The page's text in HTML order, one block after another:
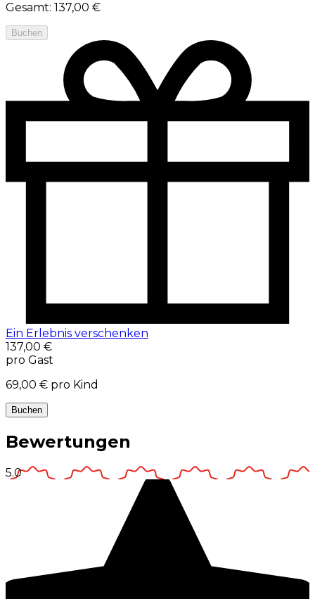
Gesamt: 137,00 €
Buchen
Ein Erlebnis verschenken
137,00 €
pro Gast
69,00 € pro Kind
Buchen
Bewertungen
5.0